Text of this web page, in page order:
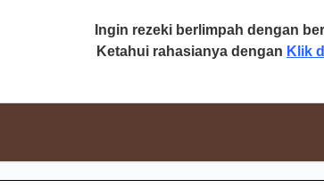
Ingin rezeki berlimpah dengan
Ketahui rahasianya dengan Klik